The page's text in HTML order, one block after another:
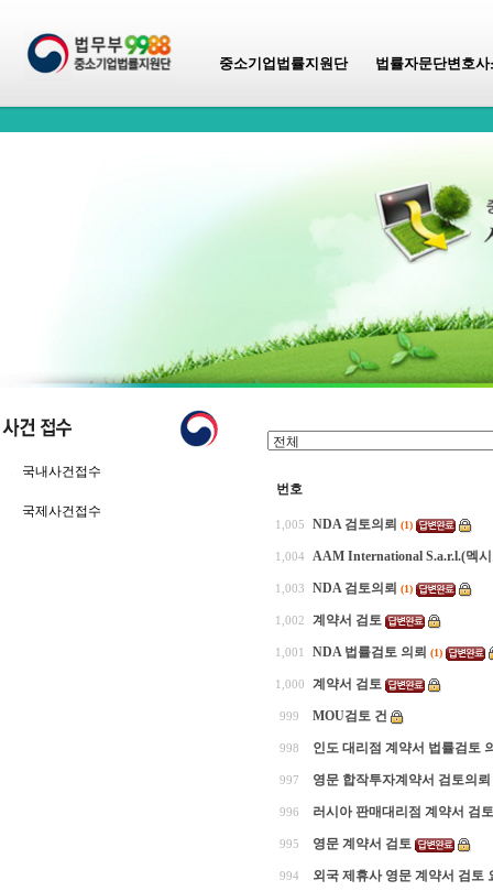
중소기업법률지원단 법률자문단변호사
국내사건접수
국제사건접수
번호
1,005 NDA 검토의뢰 (1)
1,004 AAM International S.a.r.l.(멕
1,003 NDA 검토의뢰 (1)
1,002 계약서 검토
1,001 NDA 법률검토 의뢰 (1)
1,000 계약서 검토
999 MOU검토 건
998 인도 대리점 계약서 법률검토
997 영문 합작투자계약서 검토의뢰
996 러시아 판매대리점 계약서 검
995 영문 계약서 검토
994 외국 제휴사 영문 계약서 검토